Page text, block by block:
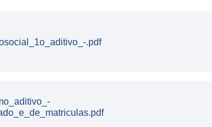
.pdf